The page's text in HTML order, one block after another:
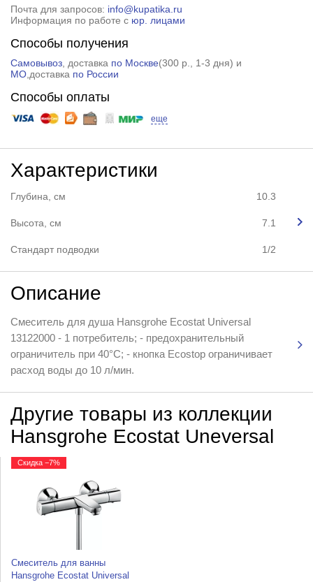
Почта для запросов: info@kupatika.ru
Информация по работе с юр. лицами
Способы получения
Самовывоз, доставка по Москве(300 р.
, 1-3 дня) и
МО,доставка по России
Способы оплаты
еще
Характеристики
Глубина, см 10.3
Высота, см 7.1
Стандарт подводки 1/2
Описание
Смеситель для душа Hansgrohe Ecostat Universal
13122000 - 1 потребитель; - предохранительный
ограничитель при 40°C; - кнопка Ecostop ограничивает
расход воды до 10 л/мин.
Другие товары из коллекции
Hansgrohe Ecostat Uneversal
Скидка −7%
Смеситель для ванны
Hansgrohe Ecostat Universal